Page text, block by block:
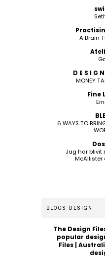
A Brain
D E S I G
MONEY
Fine
6 WAYS TO
Jag har blivit
McAllister
BLOGS DESIGN
The Design
popular
Files |